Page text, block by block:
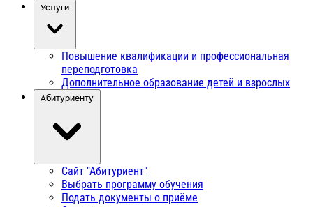
Услуги
Повышение квалификации и профессиональная
переподготовка
Дополнительное образование детей и взрослых
Абитуриенту
Сайт "Абитуриент"
Выбрать программу обучения
Подать документы о приёме